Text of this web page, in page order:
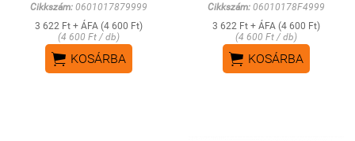
Cikkszám: 0601017879999
3 622 Ft + ÁFA (4 600 Ft)
(4 600 Ft / db)
 KOSÁRBA
Cikkszám: 06010178F4999
3 622 Ft + ÁFA (4 600 Ft)
(4 600 Ft / db)
 KOSÁRBA